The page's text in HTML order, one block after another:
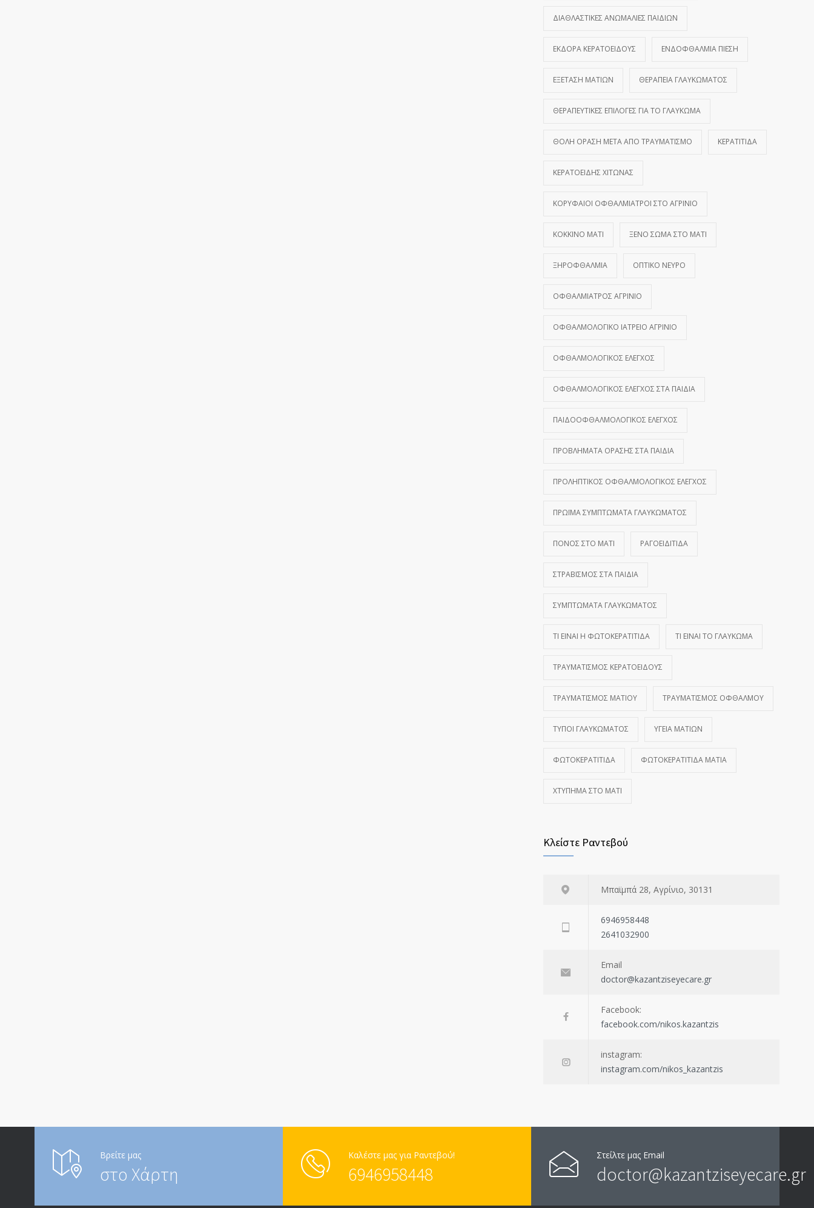
ΔΙΑΘΛΑΣΤΙΚΈΣ ΑΝΩΜΑΛΊΕΣ ΠΑΙΔΙΏΝ
ΕΚΔΟΡΆ ΚΕΡΑΤΟΕΙΔΟΎΣ ΕΝΔΟΦΘΆΛΜΙΑ ΠΊΕΣΗ
ΕΞΈΤΑΣΗ ΜΑΤΙΏΝ ΘΕΡΑΠΕΊΑ ΓΛΑΥΚΏΜΑΤΟΣ
ΘΕΡΑΠΕΥΤΙΚΈΣ ΕΠΙΛΟΓΈΣ ΓΙΑ ΤΟ ΓΛΑΎΚΩΜΑ
ΘΟΛΉ ΌΡΑΣΗ ΜΕΤΆ ΑΠΌ ΤΡΑΥΜΑΤΙΣΜΌ ΚΕΡΑΤΊΤΙΔΑ
ΚΕΡΑΤΟΕΙΔΉΣ ΧΙΤΏΝΑΣ
ΚΟΡΥΦΑΊΟΙ ΟΦΘΑΛΜΊΑΤΡΟΙ ΣΤΟ ΑΓΡΊΝΙΟ
ΚΌΚΚΙΝΟ ΜΆΤΙ ΞΈΝΟ ΣΏΜΑ ΣΤΟ ΜΆΤΙ
ΞΗΡΟΦΘΑΛΜΊΑ ΟΠΤΙΚΌ ΝΕΎΡΟ
ΟΦΘΑΛΜΊΑΤΡΟΣ ΑΓΡΊΝΙΟ
ΟΦΘΑΛΜΟΛΟΓΙΚΌ ΙΑΤΡΕΊΟ ΑΓΡΊΝΙΟ
ΟΦΘΑΛΜΟΛΟΓΙΚΌΣ ΈΛΕΓΧΟΣ
ΟΦΘΑΛΜΟΛΟΓΙΚΌΣ ΈΛΕΓΧΟΣ ΣΤΑ ΠΑΙΔΙΆ
ΠΑΙΔΟΟΦΘΑΛΜΟΛΟΓΙΚΌΣ ΈΛΕΓΧΟΣ
ΠΡΟΒΛΉΜΑΤΑ ΌΡΑΣΗΣ ΣΤΑ ΠΑΙΔΙΆ
ΠΡΟΛΗΠΤΙΚΌΣ ΟΦΘΑΛΜΟΛΟΓΙΚΌΣ ΈΛΕΓΧΟΣ
ΠΡΏΙΜΑ ΣΥΜΠΤΏΜΑΤΑ ΓΛΑΥΚΏΜΑΤΟΣ
ΠΌΝΟΣ ΣΤΟ ΜΆΤΙ ΡΑΓΟΕΙΔΊΤΙΔΑ
ΣΤΡΑΒΙΣΜΌΣ ΣΤΑ ΠΑΙΔΙΆ
ΣΥΜΠΤΏΜΑΤΑ ΓΛΑΥΚΏΜΑΤΟΣ
ΤΙ ΕΊΝΑΙ Η ΦΩΤΟΚΕΡΑΤΊΤΙΔΑ ΤΙ ΕΊΝΑΙ ΤΟ ΓΛΑΎΚΩΜΑ
ΤΡΑΥΜΑΤΙΣΜΌΣ ΚΕΡΑΤΟΕΙΔΟΎΣ
ΤΡΑΥΜΑΤΙΣΜΌΣ ΜΑΤΙΟΎ ΤΡΑΥΜΑΤΙΣΜΌΣ ΟΦΘΑΛΜΟΎ
ΤΎΠΟΙ ΓΛΑΥΚΏΜΑΤΟΣ ΥΓΕΊΑ ΜΑΤΙΏΝ
ΦΩΤΟΚΕΡΑΤΊΤΙΔΑ ΦΩΤΟΚΕΡΑΤΊΤΙΔΑ ΜΆΤΙΑ
ΧΤΎΠΗΜΑ ΣΤΟ ΜΆΤΙ
Κλείστε Ραντεβού
Μπαϊμπά 28, Αγρίνιο, 30131
6946958448
2641032900
Email
doctor@kazantziseyecare.gr
Facebook:
facebook.com/nikos.kazantzis
instagram:
instagram.com/nikos_kazantzis
Βρείτε μας
στο Χάρτη
Καλέστε μας για Ραντεβού!
6946958448
Στείλτε μας Email
doctor@kazantziseyecare.gr